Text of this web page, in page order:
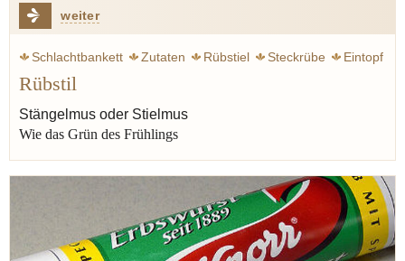
weiter
Schlachtbankett Zutaten Rübstiel Steckrübe
Eintopf
Rübstil
Stängelmus oder Stielmus
Wie das Grün des Frühlings